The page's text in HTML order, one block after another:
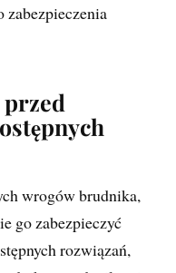
zabezpieczenia
wrogów brudnika,
go zabezpieczyć
rozwiązań,